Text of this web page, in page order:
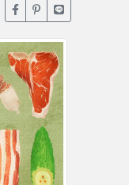
臉書分享(另開新視窗)
噗浪分享(另開新
Line分享(另